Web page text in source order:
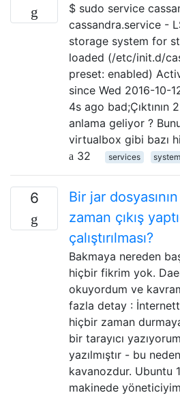
$ sudo service
cassandra.service -
storage system for
loaded (/etc/init.d/
preset: enabled)
since Wed 2016-10-
4s ago bad;Çıktının
anlama geliyor ?
virtualbox gibi bazı
32
services
6
Bir jar
zaman çıkış
çalıştırılması?
Bakmaya nereden
hiçbir fikrim yok.
okuyordum ve
fazla detay :
hiçbir zaman
bir tarayıcı
yazılmıştır - bu
kavanozdur. Ubuntu
makinede